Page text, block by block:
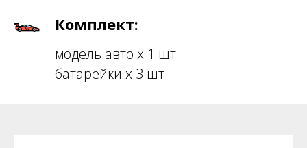
Комплект:
модель авто х 1 шт
батарейки х 3 шт